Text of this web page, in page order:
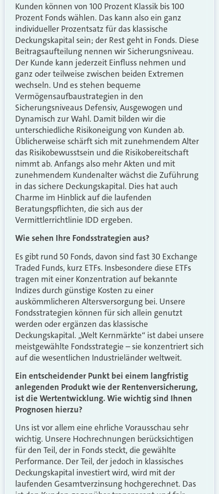
Kunden können von 100 Prozent Klassik bis 100
Prozent Fonds wählen. Das kann also ein ganz
individueller Prozentsatz für das klassische
Deckungskapital sein; der Rest geht in Fonds. Diese
Beitragsaufteilung nennen wir Sicherungsniveau.
Der Kunde kann jederzeit Einfluss nehmen und
ganz oder teilweise zwischen beiden Extremen
wechseln. Und es stehen bequeme
Vermögensaufbaustrategien in den
Sicherungsniveaus Defensiv, Ausgewogen und
Dynamisch zur Wahl. Damit bilden wir die
unterschiedliche Risikoneigung von Kunden ab.
Üblicherweise schärft sich mit zunehmendem Alter
das Risikobewusstsein und die Risikobereitschaft
nimmt ab. Anfangs also mehr Akten und mit
zunehmendem Kundenalter wächst die Zuführung
in das sichere Deckungskapital. Dies hat auch
Charme im Hinblick auf die laufenden
Beratungspflichten, die sich aus der
Vermittlerrichtlinie IDD ergeben.
Wie sehen Ihre Fondsstrategien aus?
Es gibt rund 50 Fonds, davon sind fast 30 Exchange
Traded Funds, kurz ETFs. Insbesondere diese ETFs
tragen mit einer Konzentration auf bekannte
Indizes durch günstige Kosten zu einer
auskömmlicheren Altersversorgung bei. Unsere
Fondsstrategien können für sich allein genutzt
werden oder ergänzen das klassische
Deckungskapital. „Welt Kernmärkte“ ist dabei unsere
meistgewählte Fondsstrategie – sie konzentriert sich
auf die wesentlichen Industrieländer weltweit.
Ein entscheidender Punkt bei einem langfristig
anlegenden Produkt wie der Rentenversicherung,
ist die Wertentwicklung. Wie wichtig sind Ihnen
Prognosen hierzu?
Uns ist vor allem eine ehrliche Vorausschau sehr
wichtig. Unsere Hochrechnungen berücksichtigen
für den Teil, der in Fonds steckt, die gewählte
Performance. Der Teil, der jedoch in klassisches
Deckungskapital investiert wird, wird mit der
laufenden Gesamtverzinsung hochgerechnet. Das